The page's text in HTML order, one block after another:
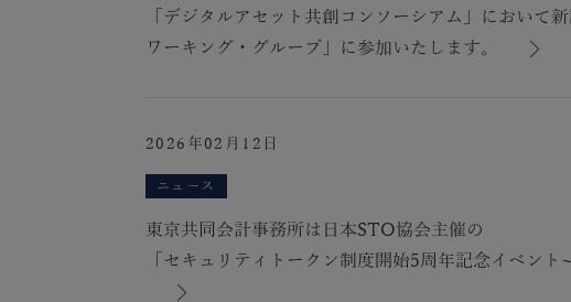
「デジタルアセット共創コンソーシアム」において
ワーキング・グループ」に参加いたします。
2026年02月12日
ニュース
東京共同会計事務所は日本STO協会主催の
「セキュリティトークン制度開始5周年記念イベン